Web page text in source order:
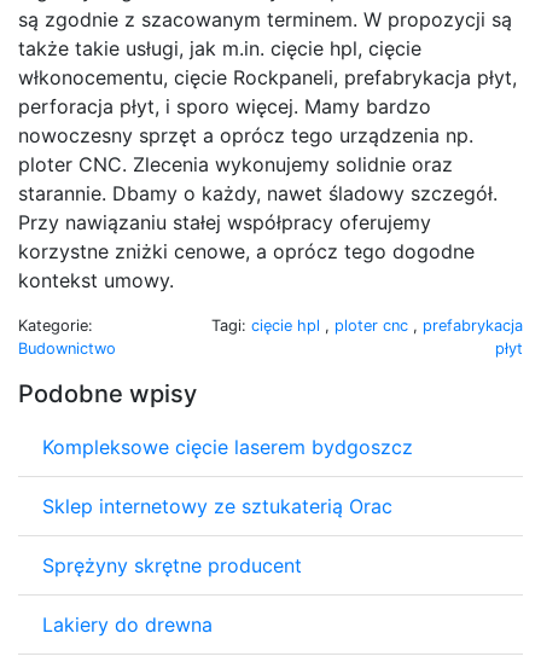
są zgodnie z szacowanym terminem. W propozycji są
także takie usługi, jak m.in. cięcie hpl, cięcie
włkonocementu, cięcie Rockpaneli, prefabrykacja płyt,
perforacja płyt, i sporo więcej. Mamy bardzo
nowoczesny sprzęt a oprócz tego urządzenia np.
ploter CNC. Zlecenia wykonujemy solidnie oraz
starannie. Dbamy o każdy, nawet śladowy szczegół.
Przy nawiązaniu stałej współpracy oferujemy
korzystne zniżki cenowe, a oprócz tego dogodne
kontekst umowy.
Kategorie:
Budownictwo
Tagi: cięcie hpl , ploter cnc , prefabrykacja
płyt
Podobne wpisy
Kompleksowe cięcie laserem bydgoszcz
Sklep internetowy ze sztukaterią Orac
Sprężyny skrętne producent
Lakiery do drewna